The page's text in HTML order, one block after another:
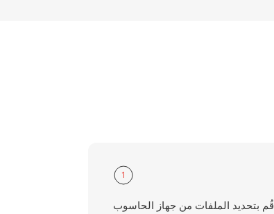
1
قُم بتحديد الملفات من جهاز الحاسوب